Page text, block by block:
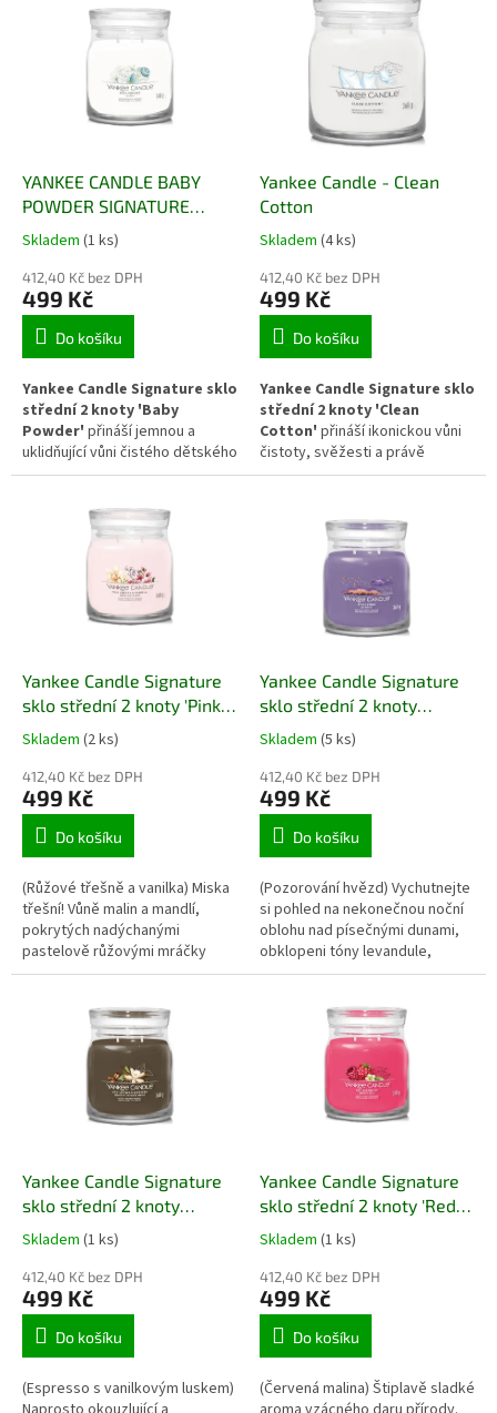
rovnoměrné hoření a intenzivní
rozptyl vůně. Elegantní skleněná
nádoba v moderním Signature
designu navozuje pocit pohody
a tepla domova. Ideální pro
zimní večery a sváteční
vytváří atmosféru klidu a
dovolené při západu slunce. Dva
knoty zajišťují rovnoměrné
hoření a silné uvolňování vůně,
zatímco elegantní skleněná
nádoba dodá interiéru luxusní
nádech.
YANKEE CANDLE BABY
POWDER SIGNATURE
STŘEDNÍ
Skladem (1 ks)
412,40 Kč bez DPH
499 Kč
Do košíku
Yankee Candle Signature sklo
střední 2 knoty 'Baby
Powder' přináší jemnou a
uklidňující vůni čistého dětského
pudru. Svěží, lehká a zároveň
čistoty a klidu. Dva knoty
zaručují rovnoměrné hoření a
lepší rozptyl vůně v prostoru,
zatímco elegantní skleněná
nádoba se hodí do každého
Yankee Candle - Clean
Cotton
Skladem (4 ks)
412,40 Kč bez DPH
499 Kč
Do košíku
Yankee Candle Signature sklo
střední 2 knoty 'Clean
Cotton' přináší ikonickou vůni
čistoty, svěžesti a právě
vypraného prádla. Kombinuje
lehkého dřeva, které vytvářejí
pocit vzdušnosti a klidu. Dva
knoty zajišťují rovnoměrné
hoření a plné uvolnění vůně v
Yankee Candle Signature
sklo střední 2 knoty 'Pink
Cherry & Vanilla' 368 g
Skladem (2 ks)
412,40 Kč bez DPH
499 Kč
Do košíku
(Růžové třešně a vanilka) Miska
třešní! Vůně malin a mandlí,
pokrytých nadýchanými
pastelově růžovými mráčky
vanilkového krému.
Doba hoření: 35 - 50 hodin
Hmotnost 368 g.
Yankee Candle Signature
sklo střední 2 knoty
'Stargazing' 368 g NOVÉ -
NOVINKA 2024
Skladem (5 ks)
412,40 Kč bez DPH
499 Kč
Do košíku
(Pozorování hvězd) Vychutnejte
si pohled na nekonečnou noční
oblohu nad písečnými dunami,
obklopeni tóny levandule,
eukalyptu a vanilkového cukru.
Doba hoření: 35 - 50 hodin
Hmotnost 368 g.
Yankee Candle Signature
sklo střední 2 knoty
'Vanilla Bean Espresso'
Skladem (1 ks)
412,40 Kč bez DPH
499 Kč
Do košíku
(Espresso s vanilkovým luskem)
Yankee Candle Signature
sklo střední 2 knoty 'Red
Raspberry' NOVÉ
Skladem (1 ks)
412,40 Kč bez DPH
499 Kč
Do košíku
(Červená malina) Štiplavě sladké